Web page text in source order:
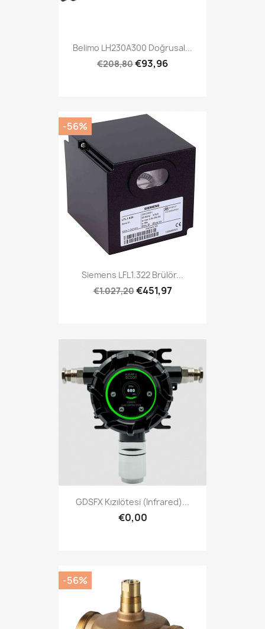
Belimo LH230A300 Doğrusal...
€208,80€93,96
Siemens LFL1.322 Brülör...
€1.027,20€451,97
-56%
GDSFX Kızılötesi (infrared)...
€0,00
-56%